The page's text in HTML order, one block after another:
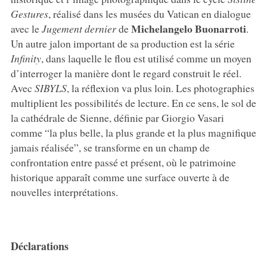
Gestures, réalisé dans les musées du Vatican en dialogue
avec leJugementdernierdeMichelangeloBuonarroti.
Un autre jalon important de sa production est la série
Infinity, dans laquelle le flou est utilisé comme un moyen
d’interroger la manière dont le regard construit le réel.
Avec SIBYLS, la réflexion va plus loin. Les photographies
multiplient les possibilités de lecture. En ce sens, le sol de
la cathédrale de Sienne, définie par Giorgio Vasari
comme “la plus belle, la plus grande et la plus magnifique
jamais réalisée”, se transforme en un champ de
confrontation entre passé et présent, où le patrimoine
historique apparaît comme une surface ouverte à de
nouvelles interprétations.
Déclarations